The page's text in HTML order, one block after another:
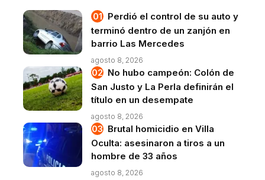
Perdió el control de su auto y
terminó dentro de un zanjón en
barrio Las Mercedes
agosto 8, 2026
No hubo campeón: Colón de
San Justo y La Perla definirán el
título en un desempate
agosto 8, 2026
Brutal homicidio en Villa
Oculta: asesinaron a tiros a un
hombre de 33 años
agosto 8, 2026